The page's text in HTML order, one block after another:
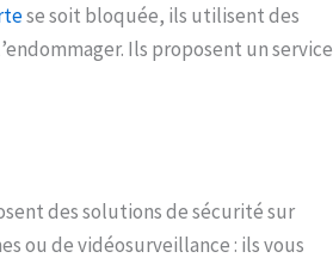
se soit bloquée, ils utilisent des
Ils proposent un service
des solutions de sécurité sur
ou de vidéosurveillance : ils vous